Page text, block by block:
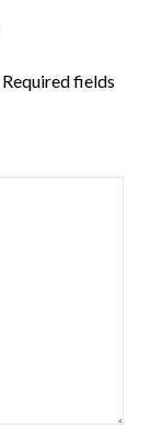
Required fields